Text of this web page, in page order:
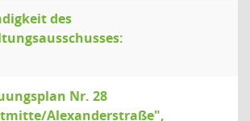
des
Nr. 28
Alexanderstraße",